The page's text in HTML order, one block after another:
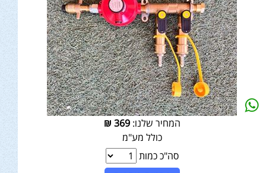
המחיר שלנו:369
₪
כולל מע"מ
סה"כ כמות